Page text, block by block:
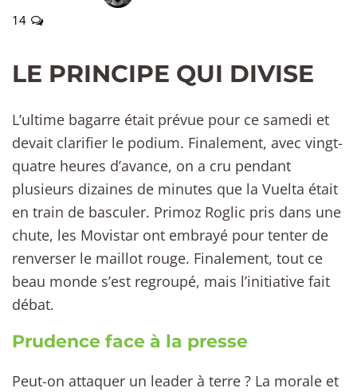
14
LE PRINCIPE QUI DIVISE
L’ultime bagarre était prévue pour ce samedi et
devait clarifier le podium. Finalement, avec vingt-
quatre heures d’avance, on a cru pendant
plusieurs dizaines de minutes que la Vuelta était
en train de basculer. Primoz Roglic pris dans une
chute, les Movistar ont embrayé pour tenter de
renverser le maillot rouge. Finalement, tout ce
beau monde s’est regroupé, mais l’initiative fait
débat.
Prudence face à la presse
Peut-on attaquer un leader à terre ? La morale et